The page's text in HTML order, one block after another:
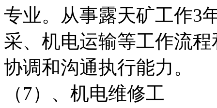
专业。从事露天矿工作3
采、机电运输等工作流
协调和沟通执行能力。
（7）、机电维修工